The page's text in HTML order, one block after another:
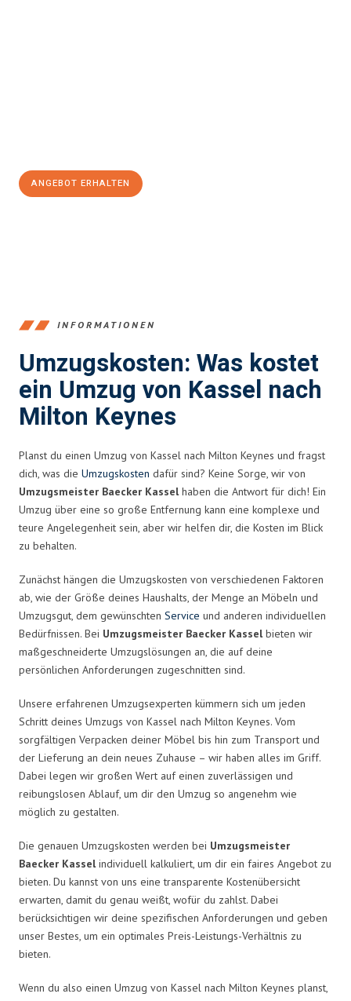
ANGEBOT ERHALTEN
INFORMATIONEN
Umzugskosten: Was kostet
ein Umzug von Kassel nach
Milton Keynes
Planst du einen Umzug von Kassel nach Milton Keynes und fragst
dich, was die Umzugskosten dafür sind? Keine Sorge, wir von
Umzugsmeister Baecker Kasselhaben die Antwort für dich! Ein
Umzug über eine so große Entfernung kann eine komplexe und
teure Angelegenheit sein, aber wir helfen dir, die Kosten im Blick
zu behalten.
Zunächst hängen die Umzugskosten von verschiedenen Faktoren
ab, wie der Größe deines Haushalts, der Menge an Möbeln und
Umzugsgut, dem gewünschten Service und anderen individuellen
Bedürfnissen. Bei Umzugsmeister Baecker Kasselbieten wir
maßgeschneiderte Umzugslösungen an, die auf deine
persönlichen Anforderungen zugeschnitten sind.
Unsere erfahrenen Umzugsexperten kümmern sich um jeden
Schritt deines Umzugs von Kassel nach Milton Keynes. Vom
sorgfältigen Verpacken deiner Möbel bis hin zum Transport und
der Lieferung an dein neues Zuhause – wir haben alles im Griff.
Dabei legen wir großen Wert auf einen zuverlässigen und
reibungslosen Ablauf, um dir den Umzug so angenehm wie
möglich zu gestalten.
Die genauen Umzugskosten werden bei Umzugsmeister
Baecker Kasselindividuell kalkuliert, um dir ein faires Angebot zu
bieten. Du kannst von uns eine transparente Kostenübersicht
erwarten, damit du genau weißt, wofür du zahlst. Dabei
berücksichtigen wir deine spezifischen Anforderungen und geben
unser Bestes, um ein optimales Preis-Leistungs-Verhältnis zu
bieten.
Wenn du also einen Umzug von Kassel nach Milton Keynes planst,